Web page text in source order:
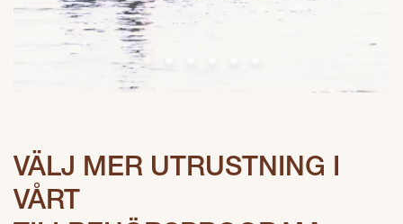
VÄLJ MER UTRUSTNING I
VÅRT